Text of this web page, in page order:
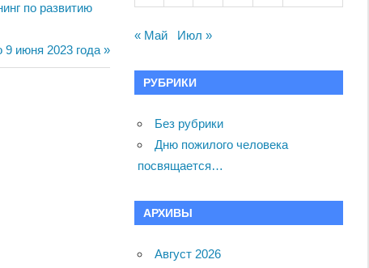
по развитию
июня 2023 года
« Май Июл »
РУБРИКИ
Без рубрики
Дню пожилого человека
посвящается…
АРХИВЫ
Август 2026